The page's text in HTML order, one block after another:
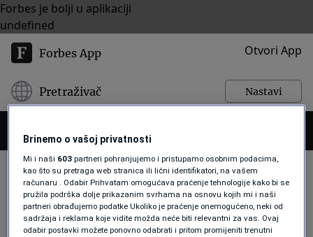
Forbes je bolji u aplikaciji
undefined
Forbes App Otvori App
Pretraživač Nastavi
AMRA ŠABIĆ-EL-RAYESS
Brinemo o vašoj privatnosti
Mi i naši 603 partneri pohranjujemo i pristupamo osobnim podacima,
kao što su pretraga web stranica ili lični identifikatori, na vašem
računaru . Odabir Prihvatam omogućava praćenje tehnologije kako bi se
pružila podrška dolje prikazanim svrhama na osnovu kojih mi i naši
partneri obrađujemo podatke Ukoliko je praćenje onemogućeno, neki od
sadržaja i reklama koje vidite možda neće biti relevantni za vas. Ovaj
odabir postavki možete ponovno odabrati i pritom promijeniti trenutni